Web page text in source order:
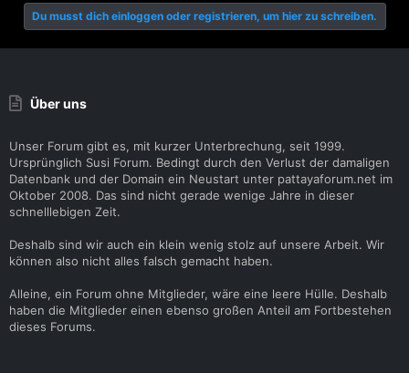
s
t
(
Du musst dich einloggen oder registrieren, um hier zu schreiben.
Über uns
Unser Forum gibt es, mit kurzer Unterbrechung, seit 1999.
Ursprünglich Susi Forum. Bedingt durch den Verlust der damaligen
Datenbank und der Domain ein Neustart unter pattayaforum.net im
Oktober 2008. Das sind nicht gerade wenige Jahre in dieser
schnelllebigen Zeit.
Deshalb sind wir auch ein klein wenig stolz auf unsere Arbeit. Wir
können also nicht alles falsch gemacht haben.
Alleine, ein Forum ohne Mitglieder, wäre eine leere Hülle. Deshalb
haben die Mitglieder einen ebenso großen Anteil am Fortbestehen
dieses Forums.